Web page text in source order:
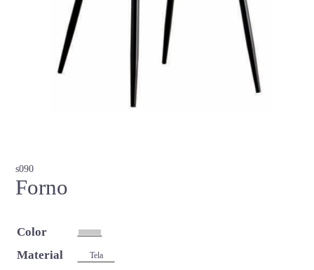
s090
Forno
Color
Material
Tela